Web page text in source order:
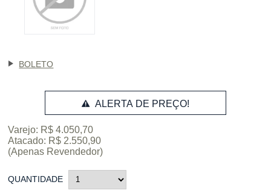
BOLETO
ALERTA DE PREÇO!
Varejo: R$ 4.050,70
Atacado: R$ 2.550,90
(Apenas Revendedor)
QUANTIDADE